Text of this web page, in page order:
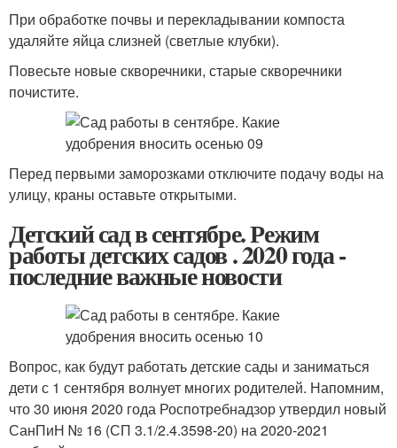
При обработке почвы и перекладывании компоста
удаляйте яйца слизней (светлые клубки).
Повесьте новые скворечники, старые скворечники
почистите.
Перед первыми заморозками отключите подачу воды на
улицу, краны оставьте открытыми.
Детский сад в сентябре. Режим
работы детских садов . 2020 года -
последние важные новости
Вопрос, как будут работать детские сады и заниматься
дети с 1 сентября волнует многих родителей. Напомним,
что 30 июня 2020 года Роспотребнадзор утвердил новый
СанПиН № 16 (СП 3.1/2.4.3598-20) на 2020-2021